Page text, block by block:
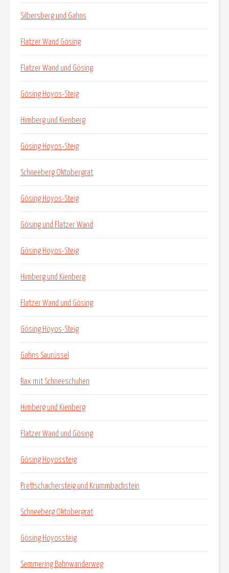
Silbersberg und Gahns
Flatzer Wand Gösing
Flatzer Wand und Gösing
Gösing Hoyos-Steig
Himberg und Kienberg
Gösing Hoyos-Steig
Schneeberg Oktobergrat
Gösing Hoyos-Steig
Gösing und Flatzer Wand
Gösing Hoyos-Steig
Himberg und Kienberg
Flatzer Wand und Gösing
Gösing Hoyos-Steig
Gahns Saurüssel
Rax mit Schneeschuhen
Himberg und Kienberg
Flatzer Wand und Gösing
Gösing Hoyossteig
Prettschachersteig und Krummbachstein
Schneeberg Oktobergrat
Gösing Hoyossteig
Semmering Bahnwanderweg